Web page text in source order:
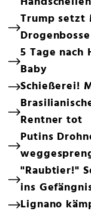
Trump setzt
5 Tage
Baby
Schießerei!
Rentner tot
Putins
"Raubtier!"
ins
Lignano